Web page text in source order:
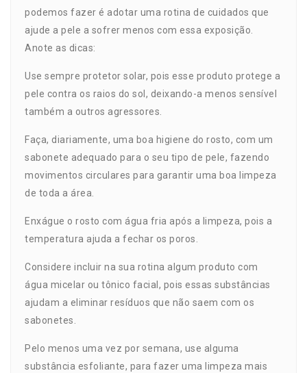
podemos fazer é adotar uma rotina de cuidados que
ajude a pele a sofrer menos com essa exposição.
Anote as dicas:
Use sempre protetor solar, pois esse produto protege a
pele contra os raios do sol, deixando-a menos sensível
também a outros agressores.
Faça, diariamente, uma boa higiene do rosto, com um
sabonete adequado para o seu tipo de pele, fazendo
movimentos circulares para garantir uma boa limpeza
de toda a área.
Enxágue o rosto com água fria após a limpeza, pois a
temperatura ajuda a fechar os poros.
Considere incluir na sua rotina algum produto com
água micelar ou tônico facial, pois essas substâncias
ajudam a eliminar resíduos que não saem com os
sabonetes.
Pelo menos uma vez por semana, use alguma
substância esfoliante, para fazer uma limpeza mais